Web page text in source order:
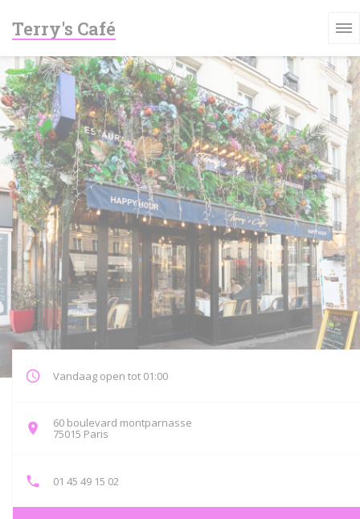
Terry's Café
Vandaag open tot 01:00
60 boulevard montparnasse
75015 Paris ((opent in een nieuw venster))
01 45 49 15 02